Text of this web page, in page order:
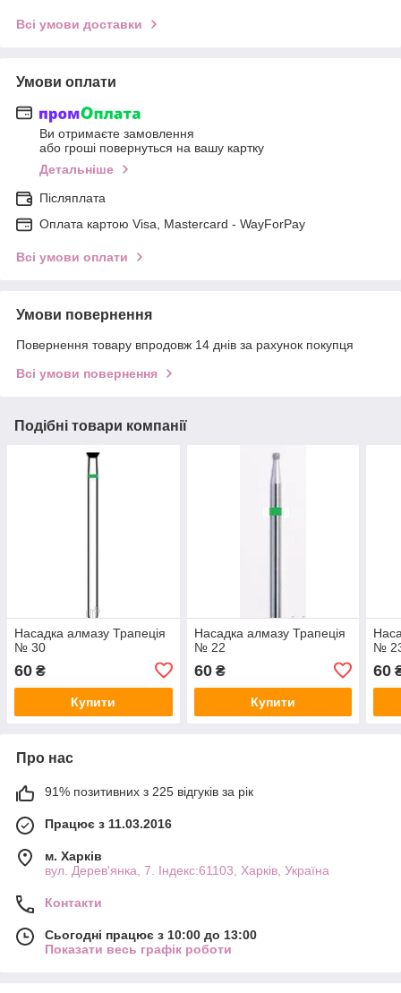
Всі умови доставки
Умови оплати
Ви отримаєте замовлення
або гроші повернуться на вашу картку
Детальніше
Післяплата
Оплата картою Visa, Mastercard - WayForPay
Всі умови оплати
Умови повернення
Повернення товару впродовж 14 днів за рахунок покупця
Всі умови повернення
Подібні товари компанії
Насадка алмазу Трапеція
№ 30
60 ₴
Купити
Насадка алмазу Трапеція
№ 22
60₴
Купити
№
60
Про нас
91% позитивних з 225 відгуків за рік
Працює з 11.03.2016
м. Харків
вул. Дерев'янка, 7. Індекс:61103, Харків, Україна
Контакти
Сьогодні працює з 10:00 до 13:00
Показати весь графік роботи